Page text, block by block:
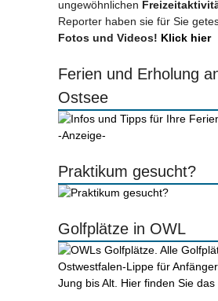
ungewöhnlichen
Reporter haben sie für Sie
Fotos und Videos! Klick hier
Ferien und Erholung
Ostsee
-Anzeige-
Praktikum gesucht?
Golfplätze in OWL